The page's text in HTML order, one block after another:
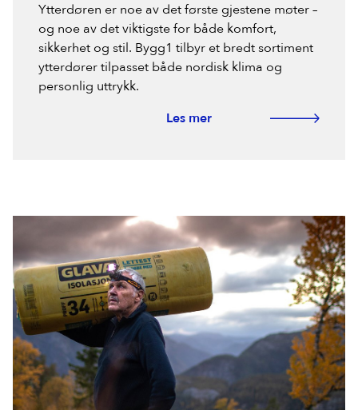
Ytterdøren er noe av det første gjestene møter –
og noe av det viktigste for både komfort,
sikkerhet og stil. Bygg1 tilbyr et bredt sortiment
ytterdører tilpasset både nordisk klima og
personlig uttrykk.
Les mer